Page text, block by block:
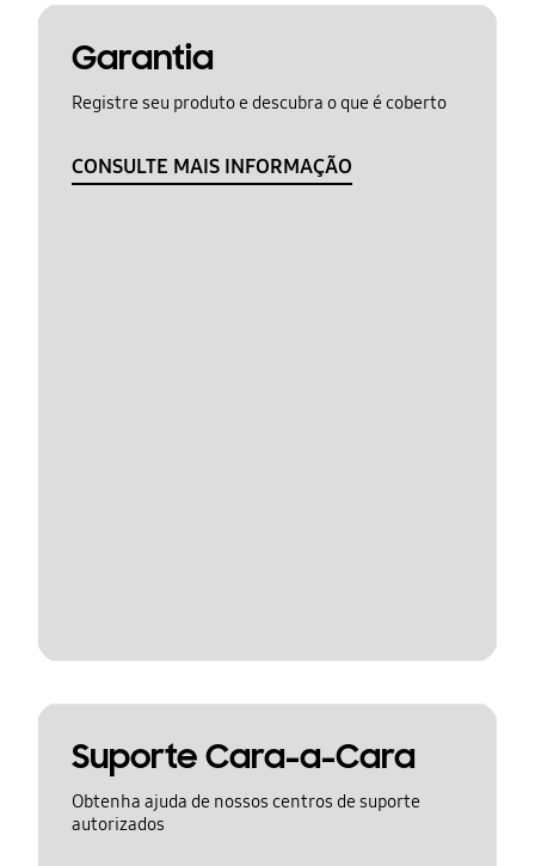
Garantia
Registre seu produto e descubra o que é coberto
CONSULTE MAIS INFORMAÇÃO
Suporte Cara-a-Cara
Obtenha ajuda de nossos centros de suporte
autorizados